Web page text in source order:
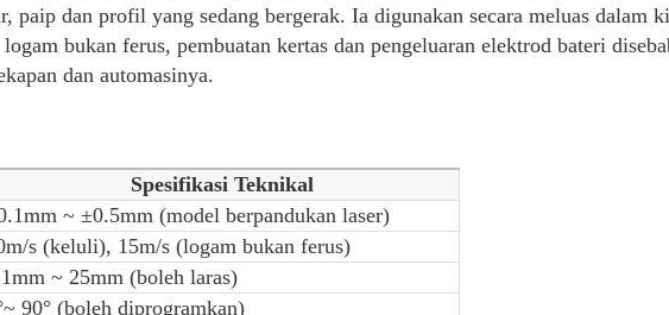
99.2% hasil untuk kepingan keluli silikon).
5. Integrasi Pintar
keperluan pengeluaran.
6. Ketahanan & Penyelenggaraan Rendah
Bahan Kekuatan Tinggi: Bilah menggunakan
paip dan profil yang sedang bergerak. Ia digunakan secara meluas dalam
bukan ferus, pembuatan kertas dan pengeluaran elektrod bateri
dan automasinya.
Spesifikasi Teknikal
~ ±0.5mm (model berpandukan laser)
s (keluli), 15m/s (logam bukan ferus)
~ 25mm (boleh laras)
90° (boleh diprogramkan)